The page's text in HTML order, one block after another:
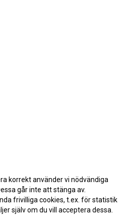
korrekt använder vi nödvändiga
går inte att stänga av.
frivilliga cookies, t.ex. för statistik
själv om du vill acceptera dessa.